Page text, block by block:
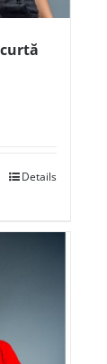
Details